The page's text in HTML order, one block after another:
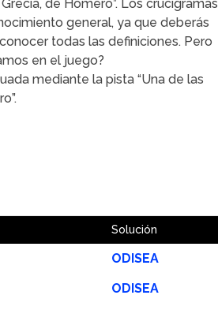
de Homero”. Los crucigramas
general, ya que deberás
todas las definiciones. Pero
en el juego?
mediante la pista “Una de las
Solución
ODISEA
ODISEA